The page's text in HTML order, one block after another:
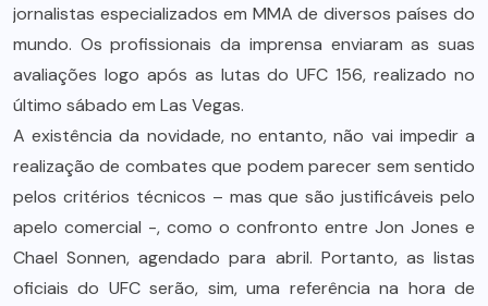
jornalistas especializados em MMA de diversos países do
mundo. Os profissionais da imprensa enviaram as suas
avaliações logo após as lutas do UFC 156, realizado no
último sábado em Las Vegas.
A existência da novidade, no entanto, não vai impedir a
realização de combates que podem parecer sem sentido
pelos critérios técnicos – mas que são justificáveis pelo
apelo comercial -, como o confronto entre Jon Jones e
Chael Sonnen, agendado para abril. Portanto, as listas
oficiais do UFC serão, sim, uma referência na hora de